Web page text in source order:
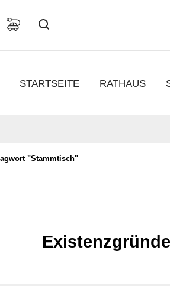
STARTSEITE RATHAUS
"stammtisch"